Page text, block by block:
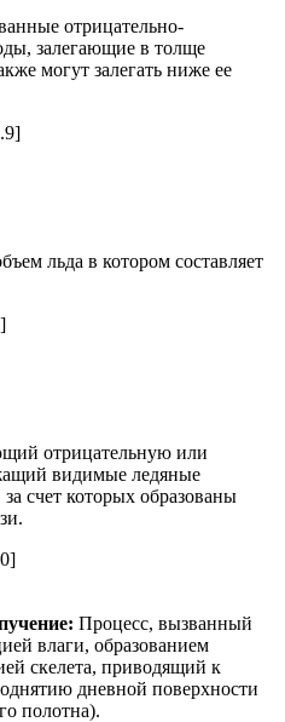
отрицательно-
залегающие в толще
могут залегать ниже ее
льда в котором составляет
отрицательную или
видимые ледяные
счет которых образованы
Процесс, вызванный
влаги, образованием
скелета, приводящий к
дневной поверхности
полотна).